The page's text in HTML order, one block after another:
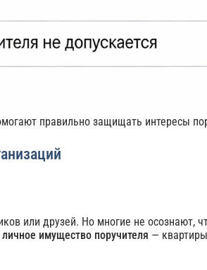
правильно защищать интересы
или друзей. Но многие не осознают,
личное имущество поручителя —